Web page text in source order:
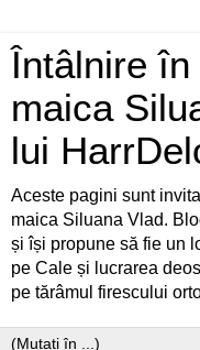
Întâlnire
maica
lui
Aceste pagini sunt
maica Siluana Vlad.
și își propune să fie un
pe Cale și lucrarea
pe tărâmul firescului